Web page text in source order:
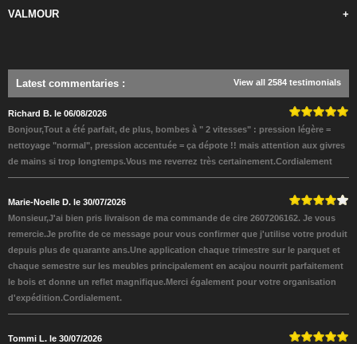
VALMOUR +
Latest commentaries : View all 2584 testimonials
Richard B. le 06/08/2026
Bonjour,Tout a été parfait, de plus, bombes à " 2 vitesses" : pression légère =
nettoyage "normal", pression accentuée = ça dépote !! mais attention aux givres
de mains si trop longtemps.Vous me reverrez très certainement.Cordialement
Marie-Noelle D. le 30/07/2026
Monsieur,J'ai bien pris livraison de ma commande de cire 2607206162. Je vous
remercie.Je profite de ce message pour vous confirmer que j'utilise votre produit
depuis plus de quarante ans.Une application chaque trimestre sur le parquet et
chaque semestre sur les meubles principalement en acajou nourrit parfaitement
le bois et donne un reflet magnifique.Merci également pour votre organisation
d'expédition.Cordialement.
Tommi L. le 30/07/2026